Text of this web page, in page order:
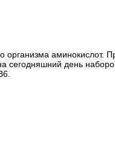
организма
сегодняшний день